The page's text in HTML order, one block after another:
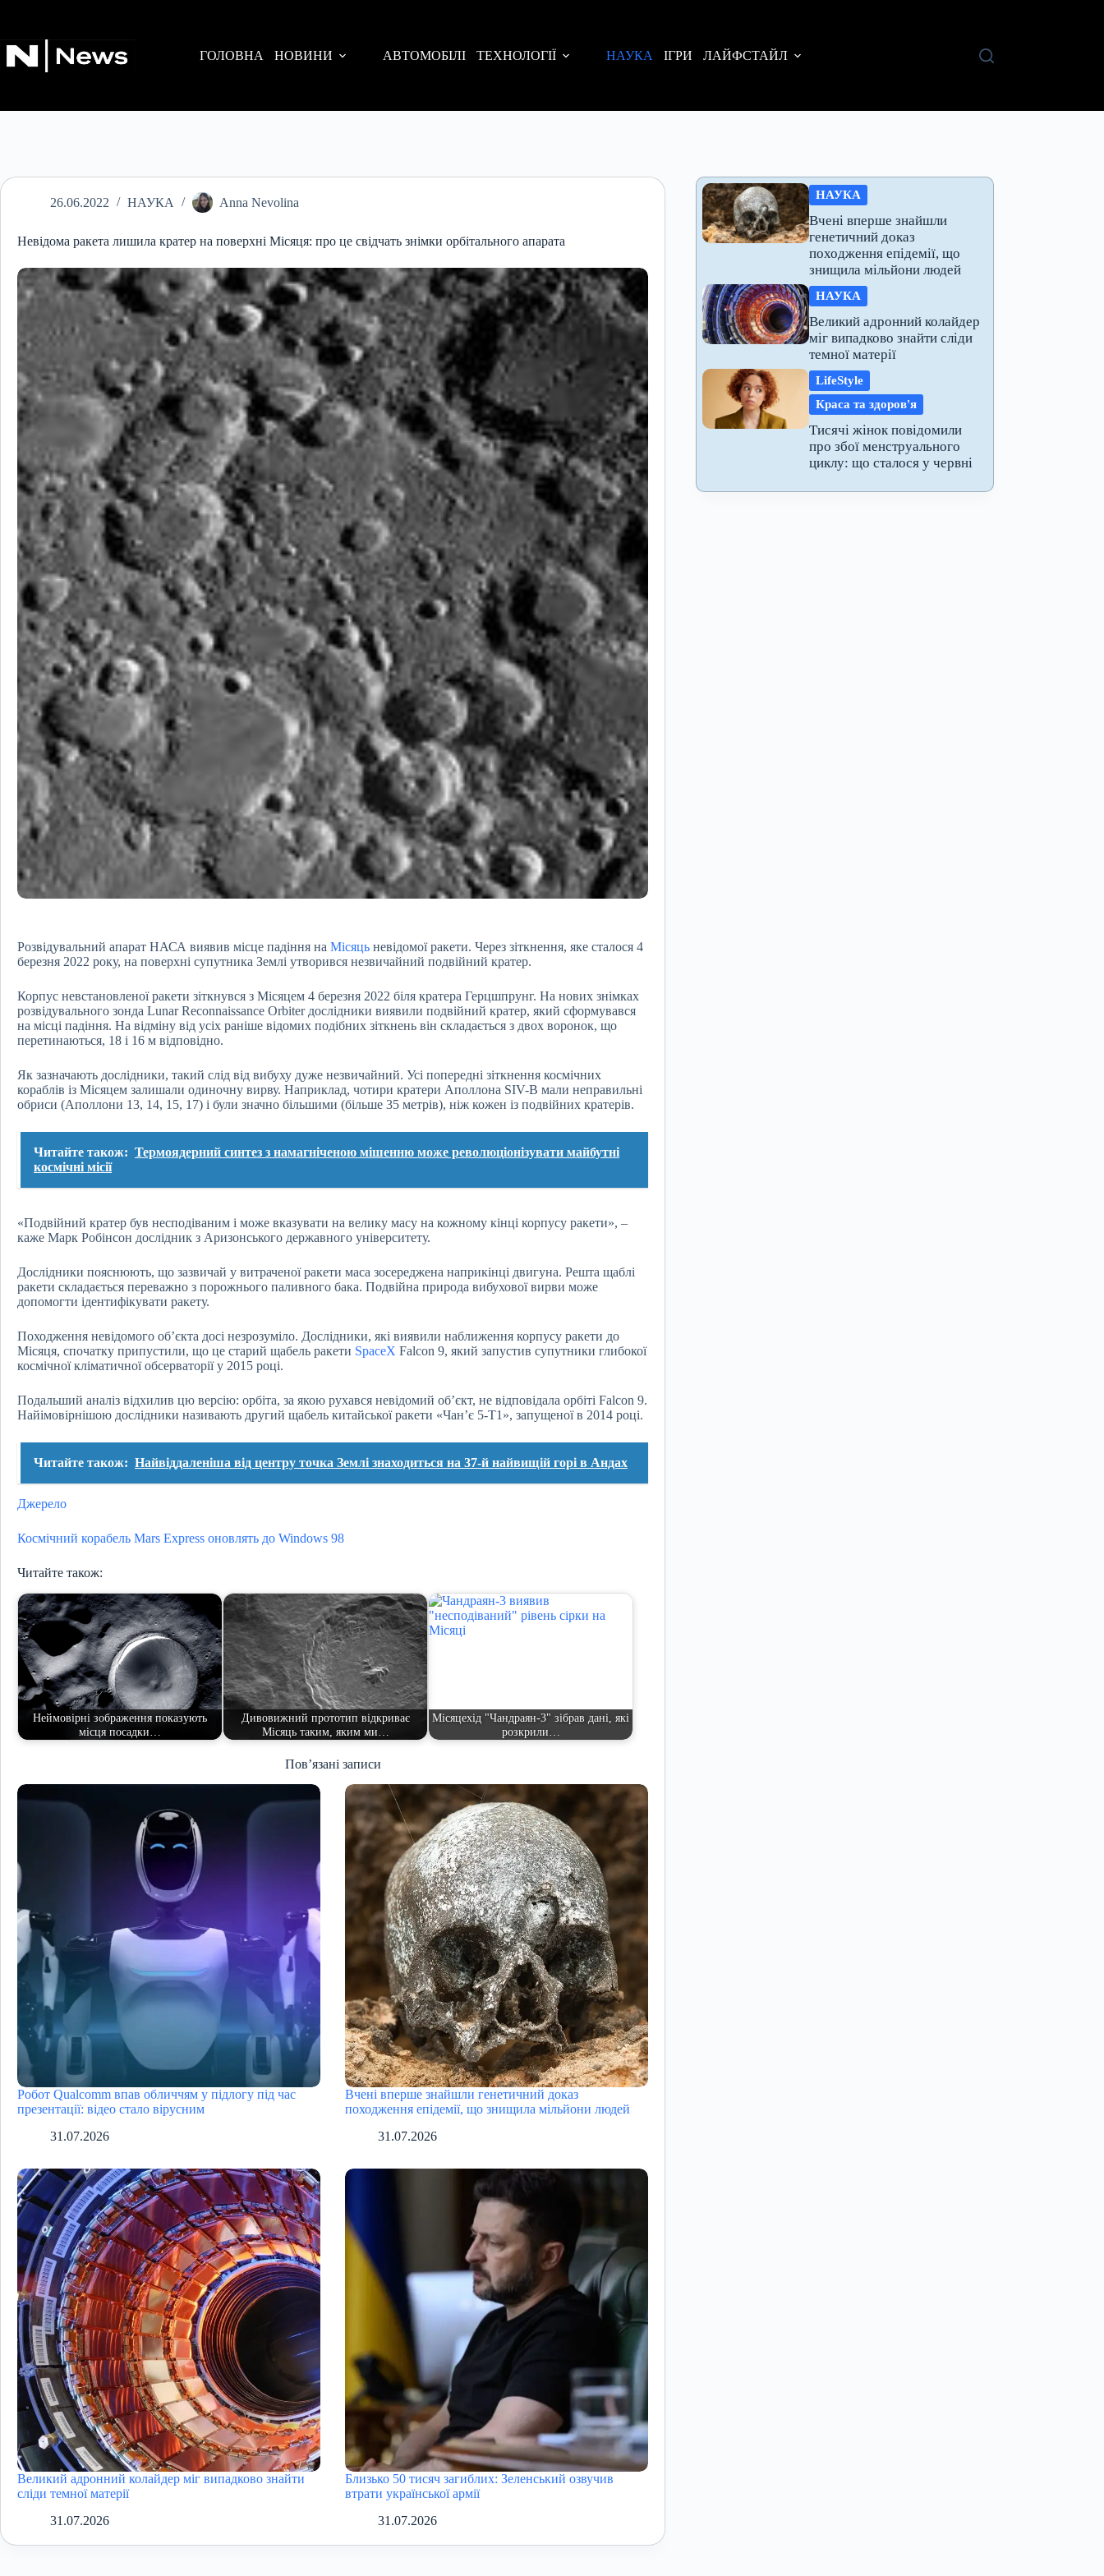
ГОЛОВНА
НОВИНИ АВТОМОБІЛІ ТЕХНОЛОГІЇ НАУКА ІГРИ ЛАЙФСТАЙЛ
26.06.2022 НАУКА Anna Nevolina
Невідома ракета лишила кратер на поверхні Місяця: про це свідчать знімки орбітального апарата
Розвідувальний апарат НАСА виявив місце падіння на Місяць невідомої ракети. Через зіткнення, яке сталося 4
березня 2022 року, на поверхні супутника Землі утворився незвичайний подвійний кратер.
Корпус невстановленої ракети зіткнувся з Місяцем 4 березня 2022 біля кратера Герцшпрунг. На нових знімках
розвідувального зонда Lunar Reconnaissance Orbiter дослідники виявили подвійний кратер, який сформувався
на місці падіння. На відміну від усіх раніше відомих подібних зіткнень він складається з двох воронок, що
перетинаються, 18 і 16 м відповідно.
Як зазначають дослідники, такий слід від вибуху дуже незвичайний. Усі попередні зіткнення космічних
кораблів із Місяцем залишали одиночну вирву. Наприклад, чотири кратери Аполлона SIV-B мали неправильні
обриси (Аполлони 13, 14, 15, 17) і були значно більшими (більше 35 метрів), ніж кожен із подвійних кратерів.
Читайте також: Термоядерний синтез з намагніченою мішенню може революціонізувати майбутні
космічні місії
«Подвійний кратер був несподіваним і може вказувати на велику масу на кожному кінці корпусу ракети», –
каже Марк Робінсон дослідник з Аризонського державного університету.
Дослідники пояснюють, що зазвичай у витраченої ракети маса зосереджена наприкінці двигуна. Решта щаблі
ракети складається переважно з порожнього паливного бака. Подвійна природа вибухової вирви може
допомогти ідентифікувати ракету.
Походження невідомого об’єкта досі незрозуміло. Дослідники, які виявили наближення корпусу ракети до
Місяця, спочатку припустили, що це старий щабель ракети SpaceX Falcon 9, який запустив супутники глибокої
космічної кліматичної обсерваторії у 2015 році.
Подальший аналіз відхилив цю версію: орбіта, за якою рухався невідомий об’єкт, не відповідала орбіті Falcon 9.
Найімовірнішою дослідники називають другий щабель китайської ракети «Чан’є 5-T1», запущеної в 2014 році.
Читайте також: Найвіддаленіша від центру точка Землі знаходиться на 37-й найвищій горі в Андах
Джерело
Космічний корабель Mars Express оновлять до Windows 98
Читайте також:
Неймовірні зображення показують
місця посадки…
Дивовижний прототип відкриває
Місяць таким, яким ми…
Місяцехід "Чандраян-3" зібрав дані, які
розкрили…
Пов’язані записи
Робот Qualcomm впав обличчям у підлогу під час
презентації: відео стало вірусним
31.07.2026
Вчені вперше знайшли генетичний доказ
походження епідемії, що знищила мільйони людей
31.07.2026
Великий адронний колайдер міг випадково знайти
сліди темної матерії
31.07.2026
Близько 50 тисяч загиблих: Зеленський озвучив
втрати української армії
31.07.2026
НАУКА
Вчені вперше знайшли
генетичний доказ
походження епідемії, що
знищила мільйони людей
НАУКА
Великий адронний колайдер
міг випадково знайти сліди
темної матерії
LifeStyle
Краса та здоров'я
Тисячі жінок повідомили
про збої менструального
циклу: що сталося у червні